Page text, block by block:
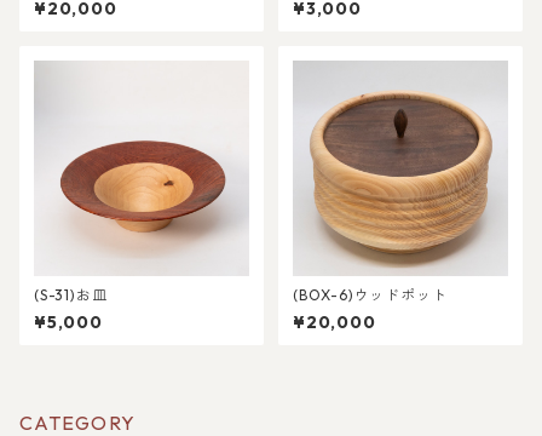
¥20,000 ¥3,000
(S-31)お皿
¥5,000
(BOX-6)ウッドポット
¥20,000
CATEGORY